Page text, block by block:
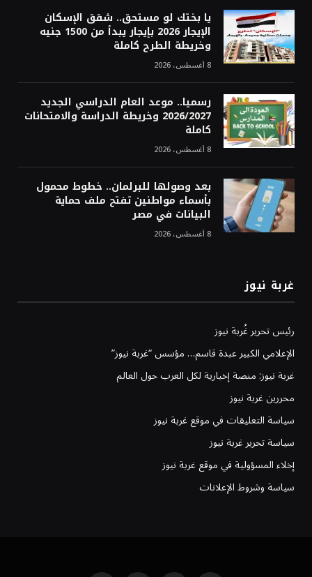
يا بختك لو مستحق.. شقق الإسكان
الإيجار 2026 بإيجار يبدأ من 1500 جنيه
وخريطة الطرح كاملة
8 أغسطس، 2026
رسميا.. موعد العام الدراسي الجديد
2026/2027 وخريطة الدراسة والامتحانات
كاملة
8 أغسطس، 2026
بعد وصولها للبرلمان.. خطوط محمول
بأسماء مواطنين تفتح ملف حماية
البيانات في مصر
8 أغسطس، 2026
غربة نيوز
رئيس تحرير غُربة نيوز
الإعلامي الكبير عبدة قاسم… مؤسس “غربة نيوز”
غربة نيوز: منصة إخبارية لكل العرب حول العالم
محررين غربة نيوز
سياسة التعليقات في موقع غربة نيوز
سياسة تحرير غربة نيوز
إخلاء المسؤولية في موقع غربة نيوز
سياسة وشروط الإعلانات